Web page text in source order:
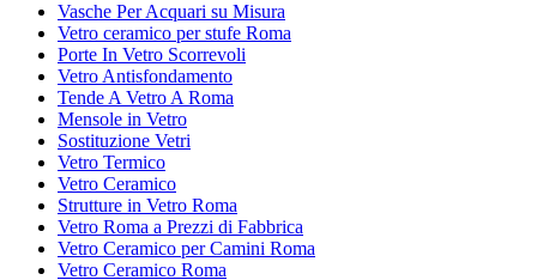
Vasche Per Acquari su Misura
Vetro ceramico per stufe Roma
Porte In Vetro Scorrevoli
Vetro Antisfondamento
Tende A Vetro A Roma
Mensole in Vetro
Sostituzione Vetri
Vetro Termico
Vetro Ceramico
Strutture in Vetro Roma
Vetro Roma a Prezzi di Fabbrica
Vetro Ceramico per Camini Roma
Vetro Ceramico Roma